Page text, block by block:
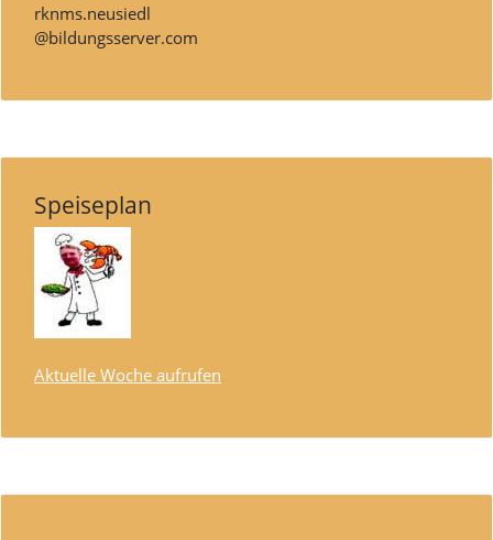
rknms.neusiedl
@bildungsserver.com
Speiseplan
Aktuelle Woche aufrufen